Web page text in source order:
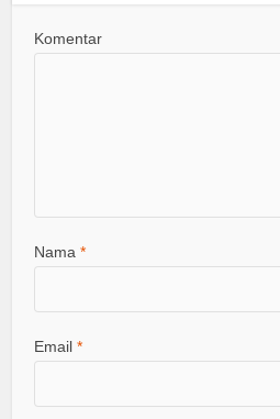
Komentar
Nama*
Email*